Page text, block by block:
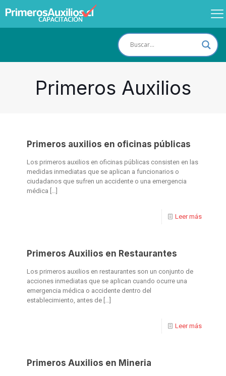
Primeros Auxilios
Primeros auxilios en oficinas públicas
Los primeros auxilios en oficinas públicas consisten en las
medidas inmediatas que se aplican a funcionarios o
ciudadanos que sufren un accidente o una emergencia
médica […]
Leer más
Primeros Auxilios en Restaurantes
Los primeros auxilios en restaurantes son un conjunto de
acciones inmediatas que se aplican cuando ocurre una
emergencia médica o accidente dentro del
establecimiento, antes de […]
Leer más
Primeros Auxilios en Mineria